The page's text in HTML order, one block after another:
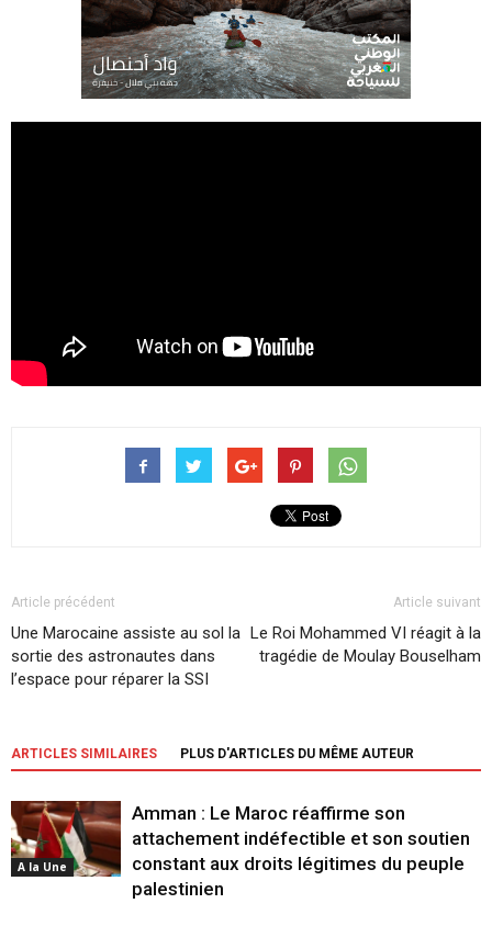
Article précédent
Une Marocaine assiste au sol la
sortie des astronautes dans
l’espace pour réparer la SSI
Article suivant
Le Roi Mohammed VI réagit à la
tragédie de Moulay Bouselham
ARTICLES SIMILAIRES PLUS D'ARTICLES DU MÊME AUTEUR
A la Une
Amman : Le Maroc réaffirme son
attachement indéfectible et son soutien
constant aux droits légitimes du peuple
palestinien